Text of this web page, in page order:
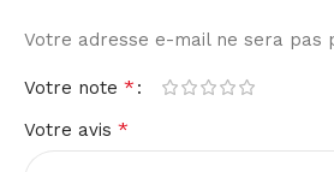
Votre adresse e-mail ne sera pas
Votre note *
Votre avis *